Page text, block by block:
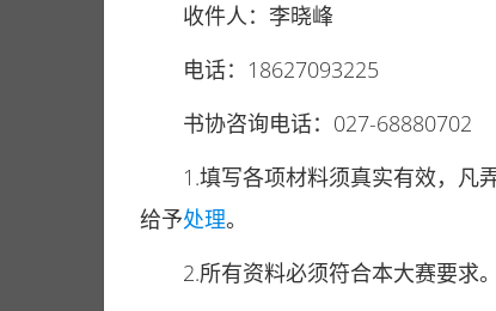
收件人：李晓峰
电话：18627093225
书协咨询电话：027-68880702
1.填写各项材料须真实有效，凡
给予处理。
2.所有资料必须符合本大赛要求。